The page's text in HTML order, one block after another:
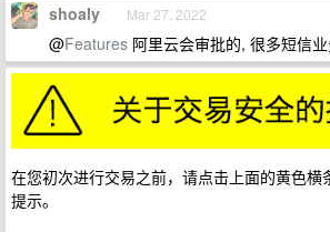
shoaly Mar 27, 2022
@Features 阿里云会审批的, 很多短信
在您初次进行交易之前，请点击上面的黄色横
提示。